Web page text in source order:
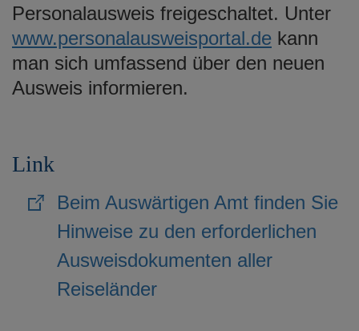
Personalausweis freigeschaltet. Unter
www.personalausweisportal.de kann
man sich umfassend über den neuen
Ausweis informieren.
Link
Beim Auswärtigen Amt finden Sie
Hinweise zu den erforderlichen
Ausweisdokumenten aller
Reiseländer